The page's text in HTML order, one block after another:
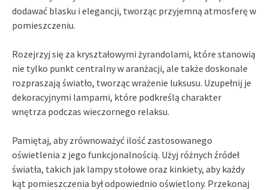
dodawać blasku i elegancji, tworząc przyjemną atmosferę w
pomieszczeniu.
Rozejrzyj się za kryształowymi żyrandolami, które stanowią
nie tylko punkt centralny w aranżacji, ale także doskonale
rozpraszają światło, tworząc wrażenie luksusu. Uzupełnij je
dekoracyjnymi lampami, które podkreślą charakter
wnętrza podczas wieczornego relaksu.
Pamiętaj, aby zrównoważyć ilość zastosowanego
oświetlenia z jego funkcjonalnością. Użyj różnych źródeł
światła, takich jak lampy stołowe oraz kinkiety, aby każdy
kąt pomieszczenia był odpowiednio oświetlony. Przekonaj